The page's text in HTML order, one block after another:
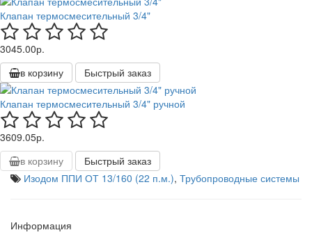
Клапан термосмесительный 3/4"
3045.00р.
в корзину
Быстрый заказ
Клапан термосмесительный 3/4" ручной
3609.05р.
в корзину
Быстрый заказ
Изодом ППИ ОТ 13/160 (22 п.м.), Трубопроводные системы
Информация